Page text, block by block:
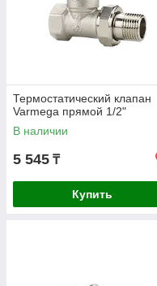
Термостатический клапан
Varmega прямой 1/2"
В наличии
5 545 ₸
Купить